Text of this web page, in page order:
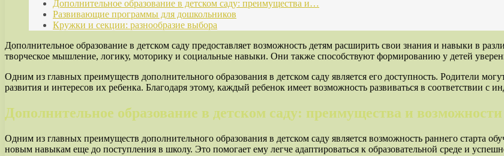
Дополнительное образование в детском саду: преимущества и…
Развивающие программы для дошкольников
Кружки и секции: разнообразие выбора
Дополнительное образование в детском саду предоставляет возможность детям расширить свои знания и навыки в
творческое мышление, логику, моторику и социальные навыки. Они также способствуют формированию у детей
Одним из главных преимуществ дополнительного образования в детском саду является его доступность. Родители
развития и интересов их ребенка. Благодаря этому, каждый ребенок имеет возможность развиваться в соответствии
Дополнительное образование в детском саду: преимущества и возможности
Одним из главных преимуществ дополнительного образования в детском саду является возможность раннего старта
новым навыкам еще до поступления в школу. Это помогает ему легче адаптироваться к образовательной среде и